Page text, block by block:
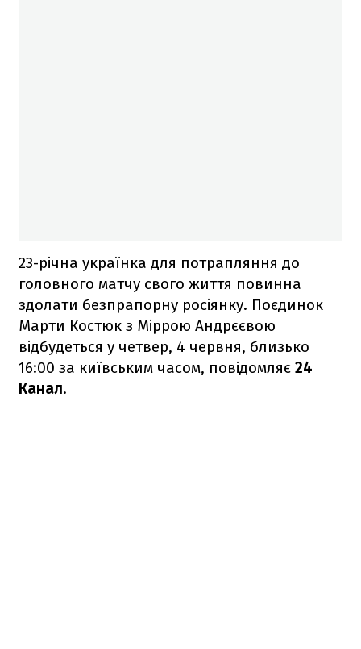
23-річна українка для потрапляння до
головного матчу свого життя повинна
здолати безпрапорну росіянку. Поєдинок
Марти Костюк з Міррою Андрєєвою
відбудеться у четвер, 4 червня, близько
16:00 за київським часом, повідомляє 24
Канал.